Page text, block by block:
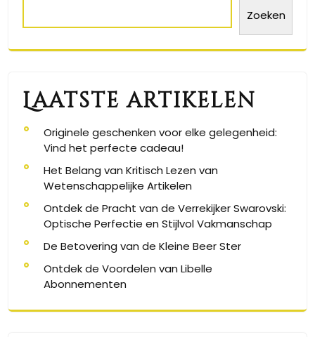
Zoeken
Laatste artikelen
Originele geschenken voor elke gelegenheid:
Vind het perfecte cadeau!
Het Belang van Kritisch Lezen van
Wetenschappelijke Artikelen
Ontdek de Pracht van de Verrekijker Swarovski:
Optische Perfectie en Stijlvol Vakmanschap
De Betovering van de Kleine Beer Ster
Ontdek de Voordelen van Libelle
Abonnementen